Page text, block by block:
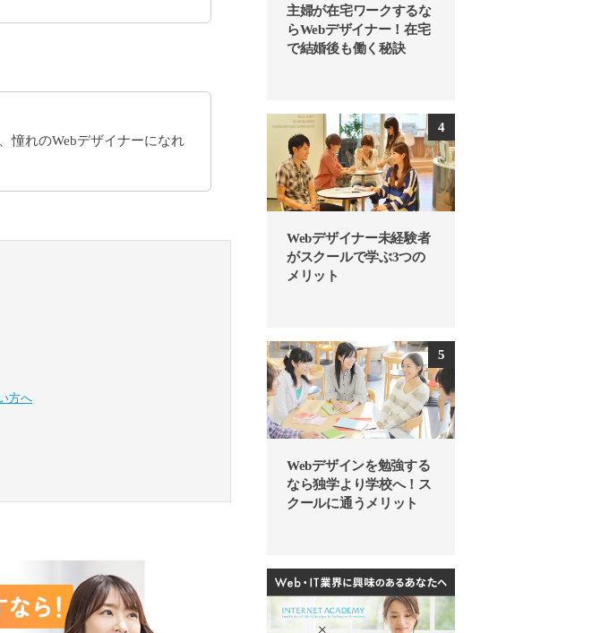
憧れのWebデザイナーになれ
方へ
主婦が在宅ワークするな
らWebデザイナー！在宅
で結婚後も働く秘訣
Webデザイナー未経験者
がスクールで学ぶ3つの
メリット
Webデザインを勉強する
なら独学より学校へ！ス
クールに通うメリット